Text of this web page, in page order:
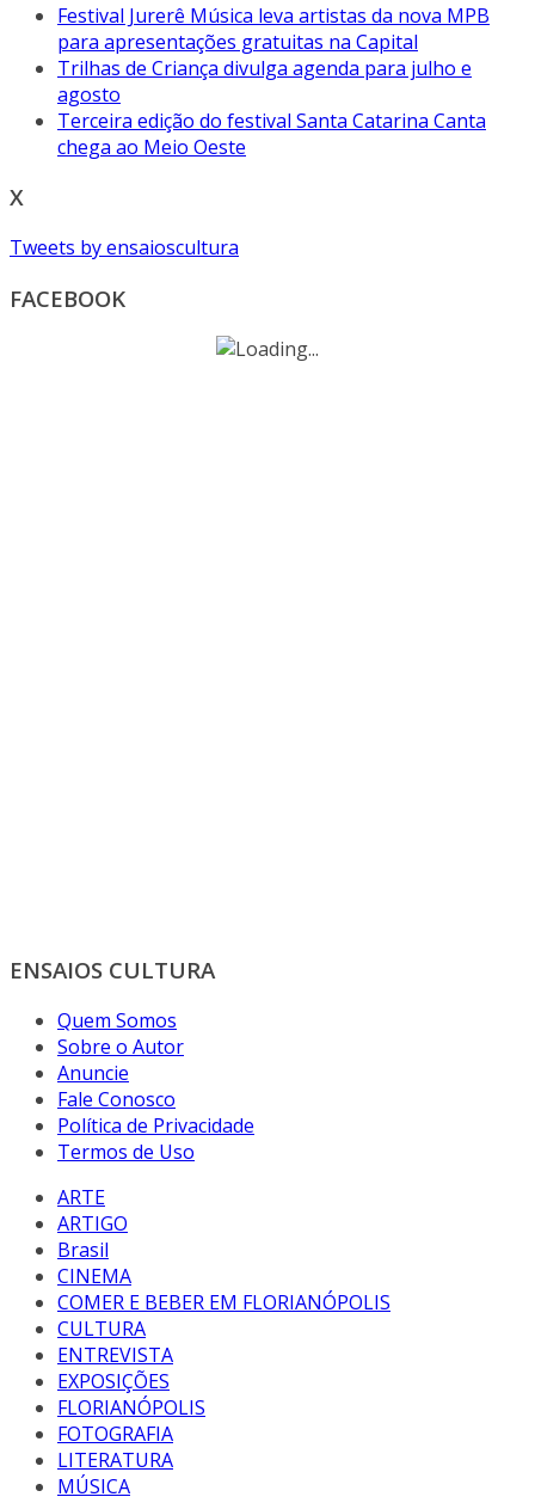
Festival Jurerê Música leva artistas da nova MPB
para apresentações gratuitas na Capital
Trilhas de Criança divulga agenda para julho e
agosto
Terceira edição do festival Santa Catarina Canta
chega ao Meio Oeste
X
Tweets by ensaioscultura
FACEBOOK
ENSAIOS CULTURA
Quem Somos
Sobre o Autor
Anuncie
Fale Conosco
Política de Privacidade
Termos de Uso
ARTE
ARTIGO
Brasil
CINEMA
COMER E BEBER EM FLORIANÓPOLIS
CULTURA
ENTREVISTA
EXPOSIÇÕES
FLORIANÓPOLIS
FOTOGRAFIA
LITERATURA
MÚSICA